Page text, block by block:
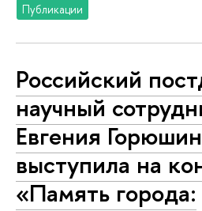
Публикации
Российский
научный
Евгения
выступила на
«Память города: